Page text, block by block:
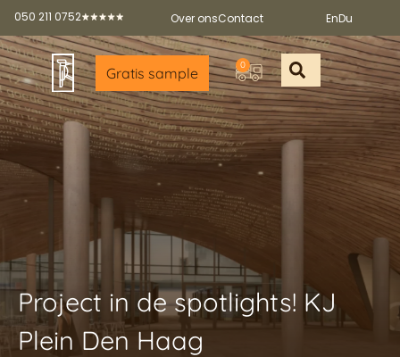
050 211 0752 Over onsContact EnDu
Gratis sample 0
Project in de spotlights! KJ
Plein Den Haag